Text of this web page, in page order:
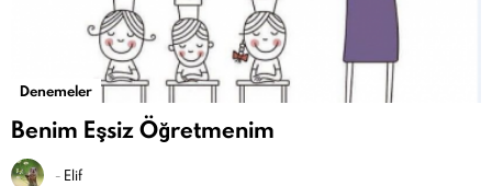
Denemeler
Benim Eşsiz Öğretmenim
- Elif